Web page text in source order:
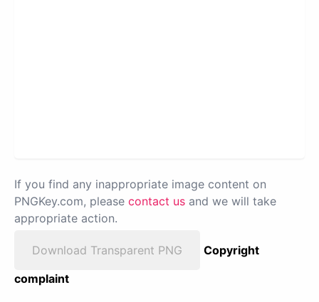
If you find any inappropriate image content on
PNGKey.com, please contact us and we will take
appropriate action.
Download Transparent PNG
Copyright
complaint